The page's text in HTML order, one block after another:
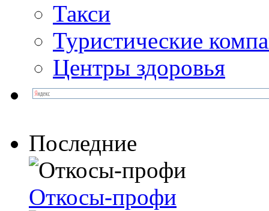
Такси
Туристические
Центры здоровья
Последние
Откосы-профи